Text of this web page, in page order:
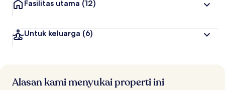
Fasilitas utama (12)
Untuk keluarga (6)
Alasan kami menyukai properti ini